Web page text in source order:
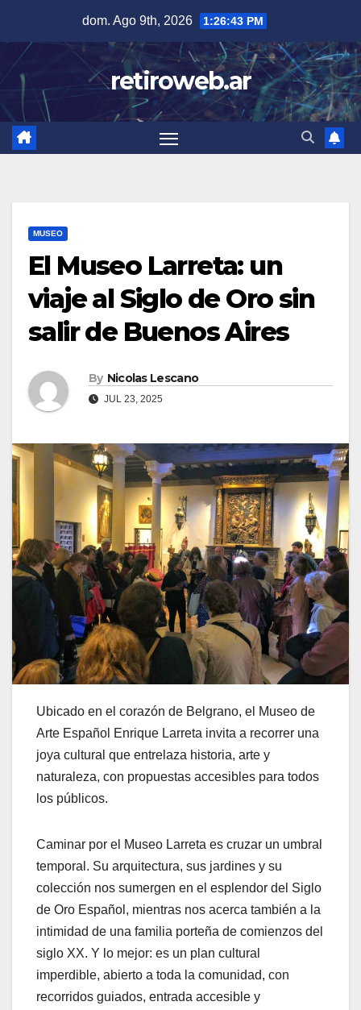
content
dom. Ago 9th, 2026 1:26:44 PM
retiroweb.ar
MUSEO
El Museo Larreta: un
viaje al Siglo de Oro sin
salir de Buenos Aires
By Nicolas Lescano
JUL 23, 2025
Ubicado en el corazón de Belgrano, el Museo de
Arte Español Enrique Larreta invita a recorrer una
joya cultural que entrelaza historia, arte y
naturaleza, con propuestas accesibles para todos
los públicos.
Caminar por el Museo Larreta es cruzar un umbral
temporal. Su arquitectura, sus jardines y su
colección nos sumergen en el esplendor del Siglo
de Oro Español, mientras nos acerca también a la
intimidad de una familia porteña de comienzos del
siglo XX. Y lo mejor: es un plan cultural
imperdible, abierto a toda la comunidad, con
recorridos guiados, entrada accesible y